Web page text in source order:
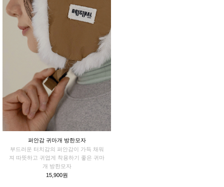
퍼안감 귀마개 방한모자
부드러운 터치감의 퍼안감이 가득 채워
져 따뜻하고 귀엽게 착용하기 좋은 귀마
개 방한모자
15,900원